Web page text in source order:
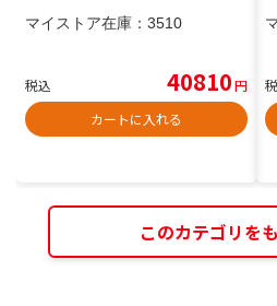
マイストア在庫： 3510
税込 40810円
カートに入れる
このカテゴリを